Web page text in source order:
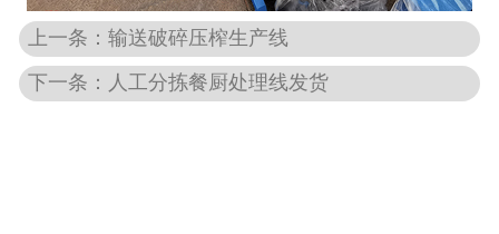
上一条：输送破碎压榨生产线
下一条：人工分拣餐厨处理线发货